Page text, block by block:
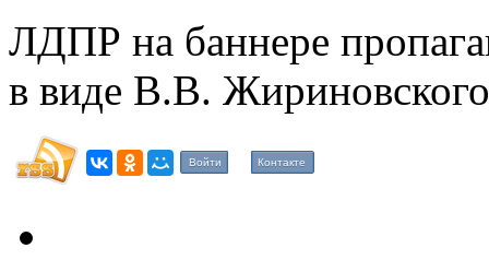
ЛДПР на баннере
в виде В.В.
Войти Контакте